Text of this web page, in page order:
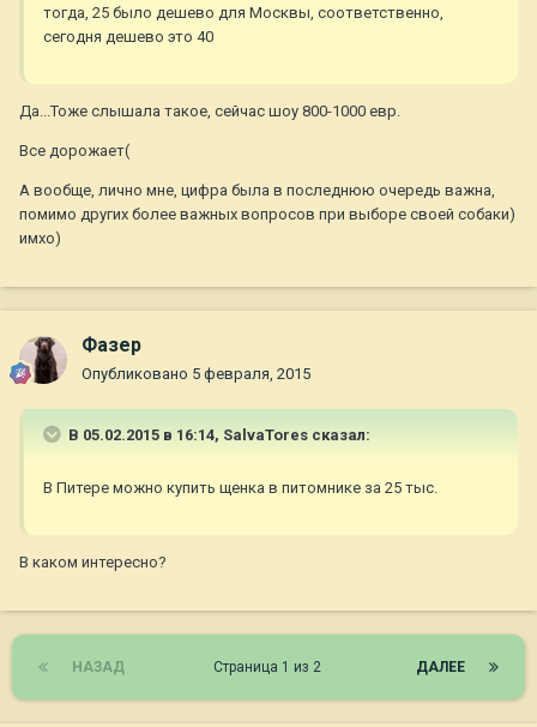
тогда, 25 было дешево для Москвы, соответственно,
сегодня дешево это 40
Да...Тоже слышала такое, сейчас шоу 800-1000 евр.
Все дорожает(
А вообще, лично мне, цифра была в последнюю очередь важна,
помимо других более важных вопросов при выборе своей собаки)
имхо)
Фазер
Опубликовано 5 февраля, 2015
В 05.02.2015 в 16:14, SalvaTores сказал:
В Питере можно купить щенка в питомнике за 25 тыс.
В каком интересно?
НАЗАД ДАЛЕЕ
Страница 1 из 2